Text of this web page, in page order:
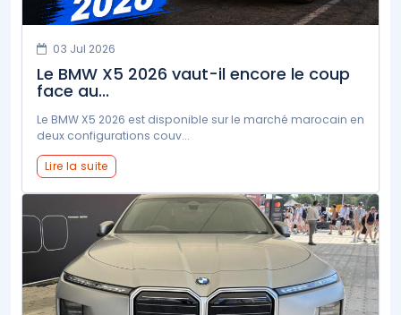
03 Jul 2026
Le BMW X5 2026 vaut-il encore le coup
face au...
Le BMW X5 2026 est disponible sur le marché marocain en
deux configurations couv...
Lire la suite